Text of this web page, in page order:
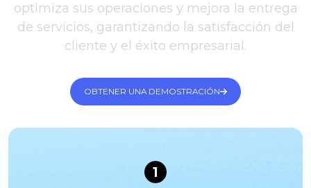
optimiza sus operaciones y mejora la entrega
de servicios, garantizando la satisfacción del
cliente y el éxito empresarial.
OBTENER UNA DEMOSTRACIÓN
1